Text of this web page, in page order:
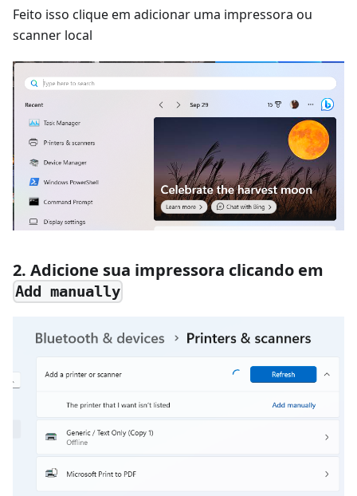
Feito isso clique em adicionar uma impressora ou
scanner local
2. Adicione sua impressora clicando em
Add manually